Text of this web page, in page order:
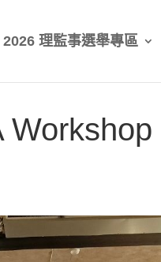
2026 理監事選舉專區
Workshop